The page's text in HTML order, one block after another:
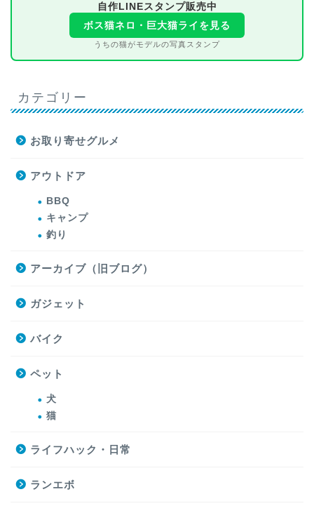
自作LINEスタンプ販売中
ボス猫ネロ・巨大猫ライを見る
うちの猫がモデルの写真スタンプ
カテゴリー
お取り寄せグルメ
アウトドア
BBQ
キャンプ
釣り
アーカイブ（旧ブログ）
ガジェット
バイク
ペット
犬
猫
ライフハック・日常
ランエボ